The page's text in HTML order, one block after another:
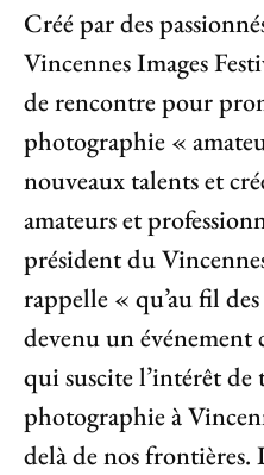
Créé par des
Vincennes Images
de rencontre pour
photographie «
nouveaux talents et
amateurs et
président du
rappelle « qu’au fil
devenu un
qui suscite l’intérêt de
photographie à
delà de nos frontières.